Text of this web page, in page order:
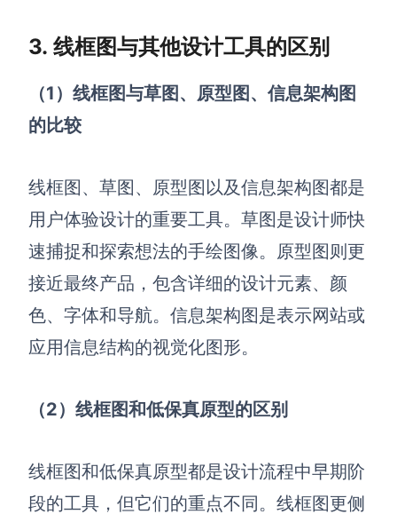
3. 线框图与其他设计工具的区别
（1）线框图与草图、原型图、信息架构图
的比较
线框图、草图、原型图以及信息架构图都是
用户体验设计的重要工具。草图是设计师快
速捕捉和探索想法的手绘图像。原型图则更
接近最终产品，包含详细的设计元素、颜
色、字体和导航。信息架构图是表示网站或
应用信息结构的视觉化图形。
（2）线框图和低保真原型的区别
线框图和低保真原型都是设计流程中早期阶
段的工具，但它们的重点不同。线框图更侧